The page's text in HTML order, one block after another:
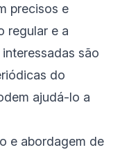
precisos e
regular e a
são
do
ajudá-lo a
e abordagem de